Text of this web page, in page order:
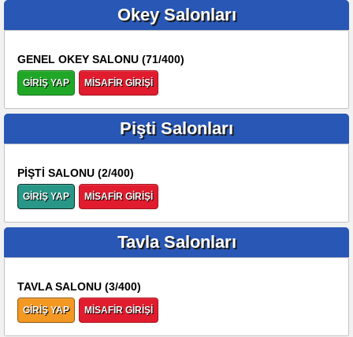
Okey Salonları
GENEL OKEY SALONU (71/400)
GİRİŞ YAP MİSAFİR GİRİŞİ
Pişti Salonları
PİŞTİ SALONU (2/400)
GİRİŞ YAP MİSAFİR GİRİŞİ
Tavla Salonları
TAVLA SALONU (3/400)
GİRİŞ YAP MİSAFİR GİRİŞİ